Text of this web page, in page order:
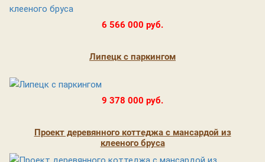
6 566 000 руб.
Липецк с паркингом
9 378 000 руб.
Проект деревянного коттеджа с мансардой из
клееного бруса